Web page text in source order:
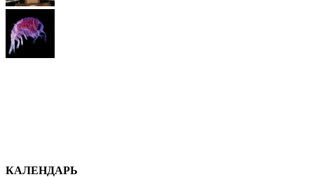
КАЛЕНДАРЬ